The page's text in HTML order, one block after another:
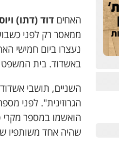
האחיםדוד (דתו)
ממאסר רק לפני
נעצרו ביום חמישי
באשדוד. בית
השניים, תושבי
הגרוזינית". לפני
הואשמו במספר
שהיה אחד משותפיו